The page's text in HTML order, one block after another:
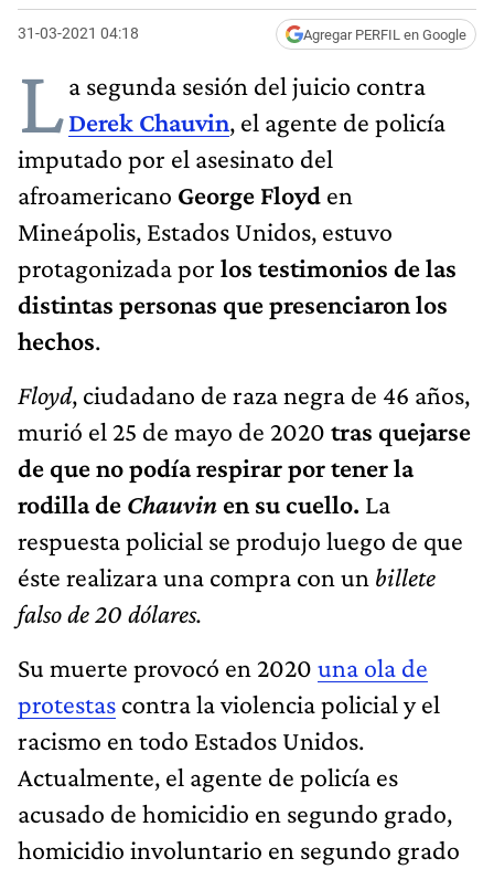
31-03-2021 04:18 Agregar PERFIL en Google
La segunda sesión del juicio contra
Derek Chauvin, el agente de policía
imputado por el asesinato del
afroamericano George Floyd en
Mineápolis, Estados Unidos, estuvo
protagonizada por los testimonios de las
distintas personas que presenciaron los
hechos.
Floyd, ciudadano de raza negra de 46 años,
murió el 25 de mayo de 2020 tras quejarse
de que no podía respirar por tener la
rodilla de Chauvin en su cuello. La
respuesta policial se produjo luego de que
éste realizara una compra con un billete
falso de 20 dólares.
Su muerte provocó en 2020 una ola de
protestas contra la violencia policial y el
racismo en todo Estados Unidos.
Actualmente, el agente de policía es
acusado de homicidio en segundo grado,
homicidio involuntario en segundo grado